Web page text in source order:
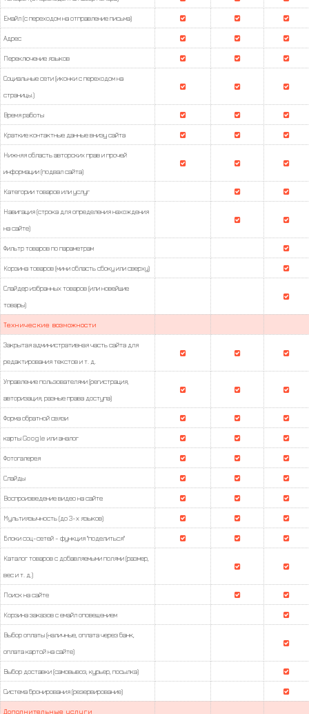
Емайл (с переходом на отправление письма)
Адрес
Переключение языков
Социальные сети (иконки с переходом на
страницы.)
Время работы
Краткие контактные данные внизу сайта
Нижняя область авторских прав и прочей
информации (подвал сайта)
Категории товаров или услуг
Навигация (строка для определения нахождения
на сайте)
Фильтр товаров по параметрам
Корзина товаров (мини область сбоку или сверху)
Слайдер избранных товаров (или новейшие
товары)
Технические возможности
Закрытая административная часть сайта для
редактирования текстов и т. д.
Управление пользователями (регистрация,
авторизация, разные права доступа)
Форма обратной связи
карты Google или аналог
Фотогалерея
Слайды
Воспроизведение видео на сайте
Мультиязычность (до 3-х языков)
Блоки соц-сетей - функция "поделиться"
Каталог товаров с добавляемыми полями (размер,
вес и т. д.)
Поиск на сайте
Корзина заказов с емайл оповещением
Выбор оплаты (наличные, оплата через банк,
оплата картой на сайте)
Выбор доставки (самовывоз, курьер, посылка)
Система бронирования (резервирование)
Дополнительные услуги